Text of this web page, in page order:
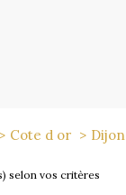
Cote d or Dijon
selon vos critères